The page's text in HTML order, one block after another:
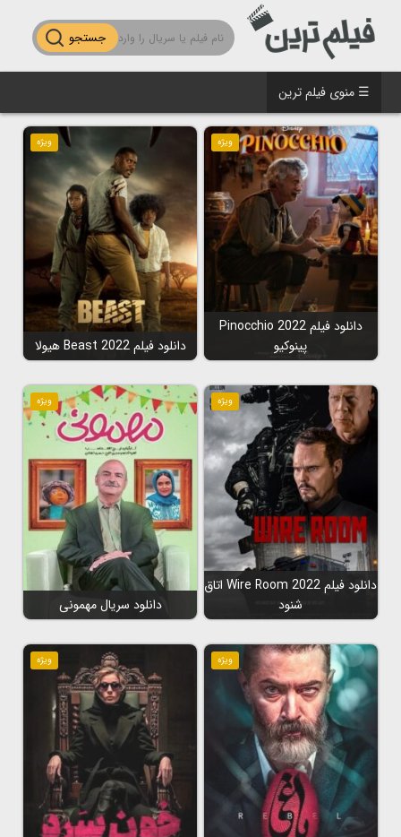
جستجو
☰ منوی فیلم ترین
ویژه
دانلود فیلم Pinocchio 2022
پینوکیو
ویژه
دانلود فیلم Beast 2022 هیولا
ویژه
دانلود فیلم Wire Room 2022 اتاق
شنود
ویژه
دانلود سریال مهمونی
ویژه ویژه